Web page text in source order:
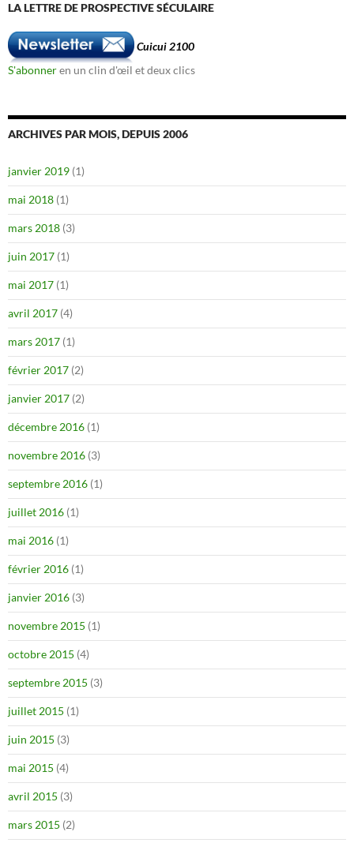
LA LETTRE DE PROSPECTIVE SÉCULAIRE
Cuicui 2100
S'abonneren un clin d'œil et deux clics
ARCHIVES PAR MOIS, DEPUIS 2006
janvier 2019 (1)
mai 2018 (1)
mars 2018 (3)
juin 2017 (1)
mai 2017 (1)
avril 2017 (4)
mars 2017 (1)
février 2017 (2)
janvier 2017 (2)
décembre 2016 (1)
novembre 2016 (3)
septembre 2016 (1)
juillet 2016 (1)
mai 2016 (1)
février 2016 (1)
janvier 2016 (3)
novembre 2015 (1)
octobre 2015 (4)
septembre 2015 (3)
juillet 2015 (1)
juin 2015 (3)
mai 2015 (4)
avril 2015 (3)
mars 2015 (2)